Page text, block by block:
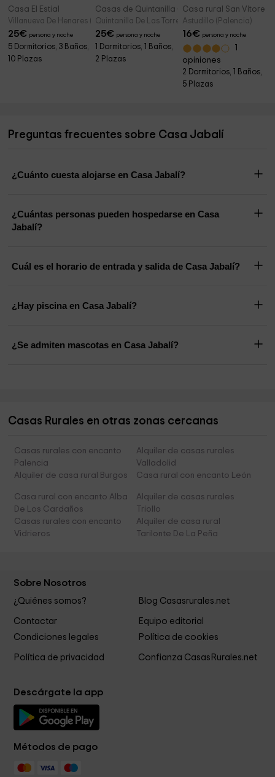
Casa El Estial
Villanueva De Henares (Palencia)
25€ persona y noche
5 Dormitorios, 3 Baños,
10 Plazas
Casas de Quintanilla - Casa Quintanilla
Quintanilla De Las Torres (Palencia)
25€ persona y noche
1 Dormitorios, 1 Baños,
2 Plazas
Casa rural San Vítores
Astudillo (Palencia)
16€ persona y noche
opiniones
2 Dormitorios, 1 Baños,
5 Plazas
Preguntas frecuentes sobre Casa Jabalí
¿Cuánto cuesta alojarse en Casa Jabalí?
¿Cuántas personas pueden hospedarse en Casa
Jabalí?
Cuál es el horario de entrada y salida de Casa Jabalí?
¿Hay piscina en Casa Jabalí?
¿Se admiten mascotas en Casa Jabalí?
Casas Rurales en otras zonas cercanas
Casas rurales con encanto
Palencia
Alquiler de casas rurales
Valladolid
Alquiler de casa rural Burgos
Casa rural con encanto León
Casa rural con encanto Alba
De Los Cardaños
Alquiler de casas rurales
Triollo
Casas rurales con encanto
Vidrieros
Alquiler de casa rural
Tarilonte De La Peña
Sobre Nosotros
¿Quiénes somos? Blog Casasrurales.net
Contactar
Equipo editorial
Condiciones legales
Política de cookies
Política de privacidad Confianza CasasRurales.net
Descárgate la app
Métodos de pago